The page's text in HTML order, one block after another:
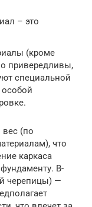
– это
(кроме
привередливы,
специальной
(по
что
каркаса
В-
черепицы) —